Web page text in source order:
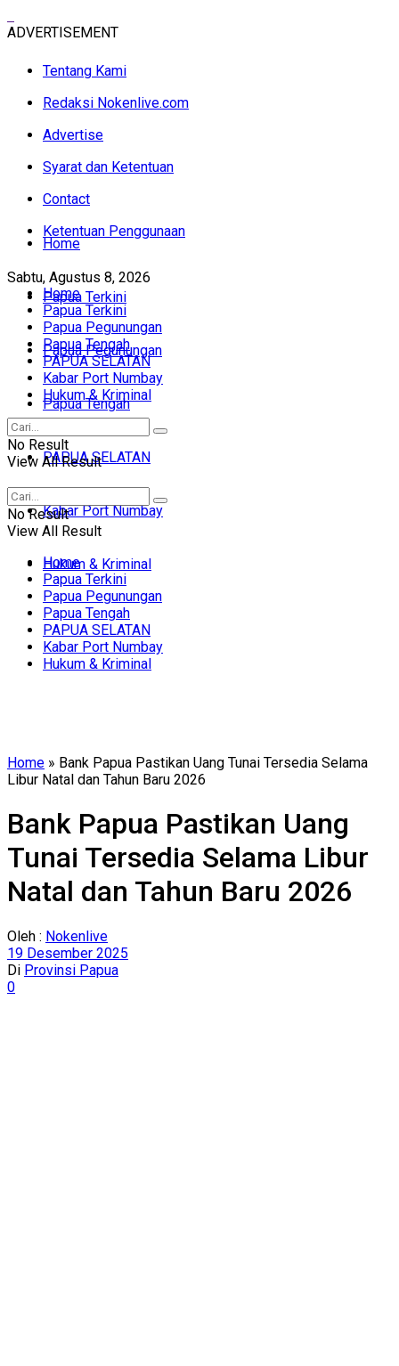
ADVERTISEMENT
Tentang Kami
Redaksi Nokenlive.com
Advertise
Syarat dan Ketentuan
Contact
Ketentuan Penggunaan
Sabtu, Agustus 8, 2026
Home
Papua Terkini
Papua Pegunungan
Papua Tengah
PAPUA SELATAN
Kabar Port Numbay
Hukum & Kriminal
Home
Papua Terkini
Papua Pegunungan
Papua Tengah
PAPUA SELATAN
Kabar Port Numbay
Hukum & Kriminal
No Result
View All Result
No Result
View All Result
Home
Papua Terkini
Papua Pegunungan
Papua Tengah
PAPUA SELATAN
Kabar Port Numbay
Hukum & Kriminal
Home » Bank Papua Pastikan Uang Tunai Tersedia Selama
Libur Natal dan Tahun Baru 2026
Bank Papua Pastikan Uang
Tunai Tersedia Selama Libur
Natal dan Tahun Baru 2026
Oleh : Nokenlive
19 Desember 2025
Di Provinsi Papua
0